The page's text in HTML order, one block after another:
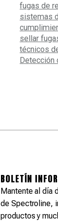
fugas de
sistemas
sellar
técnicos
Detección
BOLETÍN
Mantente al día
de Spectroline,
productos y